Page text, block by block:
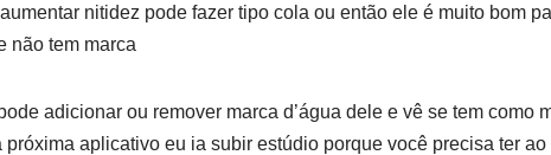
nitidez pode fazer tipo cola ou então ele é muito bom
não tem marca
adicionar ou remover marca d’água dele e vê se tem como
próxima aplicativo eu ia subir estúdio porque você precisa ter